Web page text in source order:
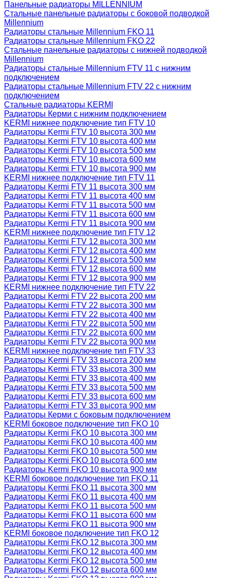
Панельные радиаторы MILLENNIUM
Стальные панельные радиаторы с боковой подводкой
Millennium
Радиаторы стальные Millennium FKO 11
Радиаторы стальные Millennium FKO 22
Стальные панельные радиаторы с нижней подводкой
Millennium
Радиаторы стальные Millennium FTV 11 с нижним
подключением
Радиаторы стальные Millennium FTV 22 с нижним
подключением
Стальные радиаторы KERMI
Радиаторы Керми с нижним подключением
KERMI нижнее подключение тип FTV 10
Радиаторы Kermi FTV 10 высота 300 мм
Радиаторы Kermi FTV 10 высота 400 мм
Радиаторы Kermi FTV 10 высота 500 мм
Радиаторы Kermi FTV 10 высота 600 мм
Радиаторы Kermi FTV 10 высота 900 мм
KERMI нижнее подключение тип FTV 11
Радиаторы Kermi FTV 11 высота 300 мм
Радиаторы Kermi FTV 11 высота 400 мм
Радиаторы Kermi FTV 11 высота 500 мм
Радиаторы Kermi FTV 11 высота 600 мм
Радиаторы Kermi FTV 11 высота 900 мм
KERMI нижнее подключение тип FTV 12
Радиаторы Kermi FTV 12 высота 300 мм
Радиаторы Kermi FTV 12 высота 400 мм
Радиаторы Kermi FTV 12 высота 500 мм
Радиаторы Kermi FTV 12 высота 600 мм
Радиаторы Kermi FTV 12 высота 900 мм
KERMI нижнее подключение тип FTV 22
Радиаторы Kermi FTV 22 высота 200 мм
Радиаторы Kermi FTV 22 высота 300 мм
Радиаторы Kermi FTV 22 высота 400 мм
Радиаторы Kermi FTV 22 высота 500 мм
Радиаторы Kermi FTV 22 высота 600 мм
Радиаторы Kermi FTV 22 высота 900 мм
KERMI нижнее подключение тип FTV 33
Радиаторы Kermi FTV 33 высота 200 мм
Радиаторы Kermi FTV 33 высота 300 мм
Радиаторы Kermi FTV 33 высота 400 мм
Радиаторы Kermi FTV 33 высота 500 мм
Радиаторы Kermi FTV 33 высота 600 мм
Радиаторы Kermi FTV 33 высота 900 мм
Радиаторы Керми с боковым подключением
KERMI боковое подключение тип FKO 10
Радиаторы Kermi FKO 10 высота 300 мм
Радиаторы Kermi FKO 10 высота 400 мм
Радиаторы Kermi FKO 10 высота 500 мм
Радиаторы Kermi FKO 10 высота 600 мм
Радиаторы Kermi FKO 10 высота 900 мм
KERMI боковое подключение тип FKO 11
Радиаторы Kermi FKO 11 высота 300 мм
Радиаторы Kermi FKO 11 высота 400 мм
Радиаторы Kermi FKO 11 высота 500 мм
Радиаторы Kermi FKO 11 высота 600 мм
Радиаторы Kermi FKO 11 высота 900 мм
KERMI боковое подключение тип FKO 12
Радиаторы Kermi FKO 12 высота 300 мм
Радиаторы Kermi FKO 12 высота 400 мм
Радиаторы Kermi FKO 12 высота 500 мм
Радиаторы Kermi FKO 12 высота 600 мм